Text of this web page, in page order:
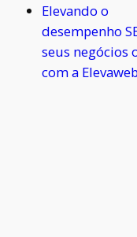
Elevando o
desempenho
seus negócios
com a Elevaweb